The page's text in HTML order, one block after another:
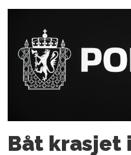
Båt krasjet